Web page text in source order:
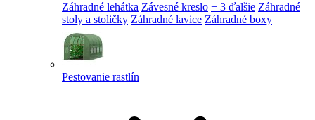
Záhradné lehátka Závesné kreslo + 3 ďalšie Záhradné
stoly a stoličky Záhradné lavice Záhradné boxy
Pestovanie rastlín